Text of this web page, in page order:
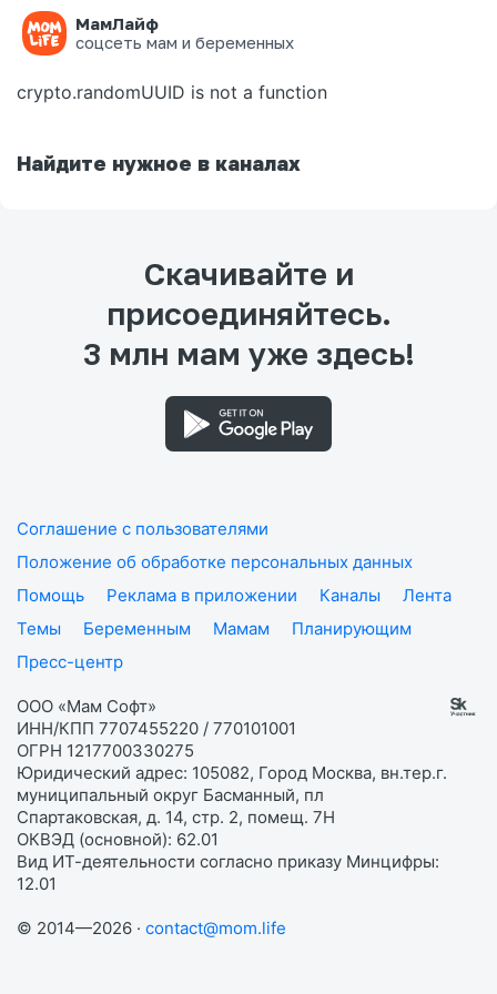
МамЛайф
соцсеть мам и беременных
Ошибка на странице
crypto.randomUUID is not a function
Найдите нужное в каналах
Скачивайте и
присоединяйтесь.
3 млн мам уже здесь!
Соглашение с пользователями
Положение об обработке персональных данных
Помощь
Реклама в приложении Каналы
Лента
Темы
Беременным Мамам
Планирующим
Пресс-центр
ООО «Мам Софт»
ИНН/КПП 7707455220 / 770101001
ОГРН 1217700330275
Юридический адрес: 105082, Город Москва, вн.тер.г.
муниципальный округ Басманный, пл
Спартаковская, д. 14, стр. 2, помещ. 7Н
ОКВЭД (основной): 62.01
Вид ИТ-деятельности согласно приказу Минцифры:
12.01
© 2014—2026 · contact@mom.life